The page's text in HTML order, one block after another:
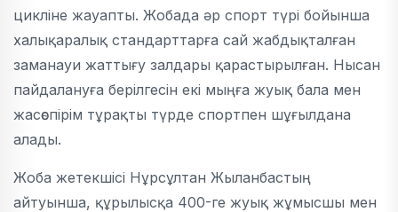
цикліне жауапты. Жобада әр спорт түрі бойынша
халықаралық стандарттарға сай жабдықталған
заманауи жаттығу залдары қарастырылған. Нысан
пайдалануға берілгесін екі мыңға жуық бала мен
жасөспірім тұрақты түрде спортпен шұғылдана
алады.
Жоба жетекшісі Нұрсұлтан Жыланбастың
айтуынша, құрылысқа 400-ге жуық жұмысшы мен